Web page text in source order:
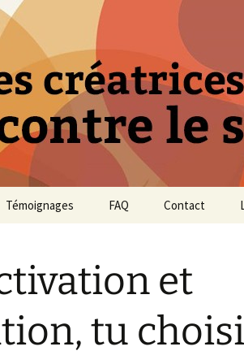
Témoignages FAQ Contact
et
tu